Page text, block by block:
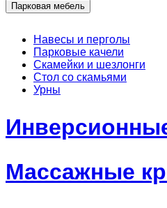
Парковая мебель
Навесы и перголы
Парковые качели
Скамейки и шезлонги
Стол со скамьями
Урны
Массажные